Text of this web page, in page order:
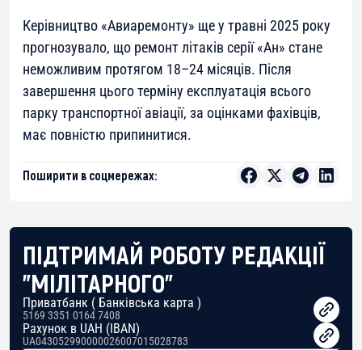
Керівництво «Авиаремонту» ще у травні 2025 року
прогнозувало, що ремонт літаків серії «Ан» стане
неможливим протягом 18–24 місяців. Після
завершення цього терміну експлуатація всього
парку транспортної авіації, за оцінками фахівців,
має повністю припинитися.
Поширити в соцмережах:
ПІДТРИМАЙ РОБОТУ РЕДАКЦІЇ
"МІЛІТАРНОГО"
Приватбанк ( Банківська карта )
5169 3351 0164 7408
Рахунок в UAH (IBAN)
UA043052990000026007015028783